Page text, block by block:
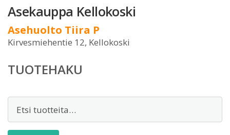
Asekauppa Kellokoski
Asehuolto Tiira P
Kirvesmiehentie 12, Kellokoski
TUOTEHAKU